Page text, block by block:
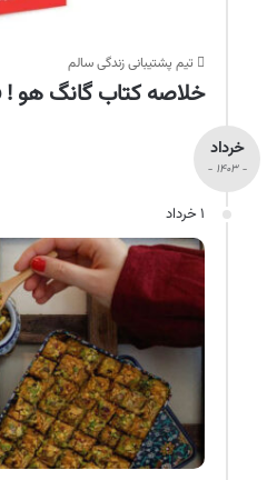
تیم پشتیبانی زندگی سالم
خلاصه کتاب گانگ هو ! Gung Ho
خرداد
- ۱۴۰۳ -
۱ خرداد